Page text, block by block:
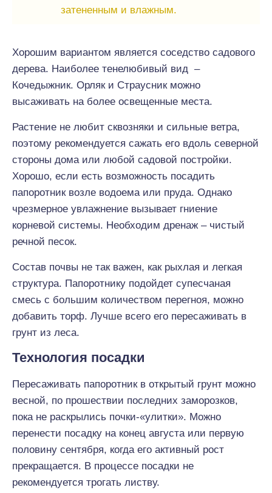
затененным и влажным.
Хорошим вариантом является соседство садового
дерева. Наиболее тенелюбивый вид –
Кочедыжник. Орляк и Страусник можно
высаживать на более освещенные места.
Растение не любит сквозняки и сильные ветра,
поэтому рекомендуется сажать его вдоль северной
стороны дома или любой садовой постройки.
Хорошо, если есть возможность посадить
папоротник возле водоема или пруда. Однако
чрезмерное увлажнение вызывает гниение
корневой системы. Необходим дренаж – чистый
речной песок.
Состав почвы не так важен, как рыхлая и легкая
структура. Папоротнику подойдет супесчаная
смесь с большим количеством перегноя, можно
добавить торф. Лучше всего его пересаживать в
грунт из леса.
Технология посадки
Пересаживать папоротник в открытый грунт можно
весной, по прошествии последних заморозков,
пока не раскрылись почки-«улитки». Можно
перенести посадку на конец августа или первую
половину сентября, когда его активный рост
прекращается. В процессе посадки не
рекомендуется трогать листву.